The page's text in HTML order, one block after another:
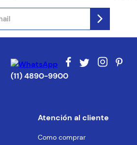
(11) 4890-9900
Atención al cliente
Como comprar